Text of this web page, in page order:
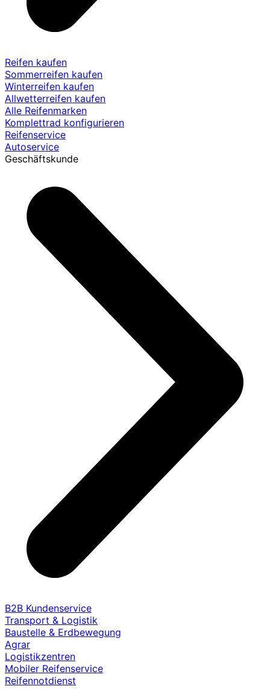
Reifen kaufen
Sommerreifen kaufen
Winterreifen kaufen
Allwetterreifen kaufen
Alle Reifenmarken
Komplettrad konfigurieren
Reifenservice
Autoservice
Geschäftskunde
B2B Kundenservice
Transport & Logistik
Baustelle & Erdbewegung
Agrar
Logistikzentren
Mobiler Reifenservice
Reifennotdienst